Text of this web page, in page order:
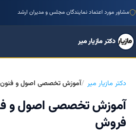
مشاور مورد اعتماد نمایندگان مجلس و مدیران ارشد
دکتر مازیار میر
دکتر مازیار میر آموزش تخصصی اصول و
آموزش تخصصی اصول و
فروش